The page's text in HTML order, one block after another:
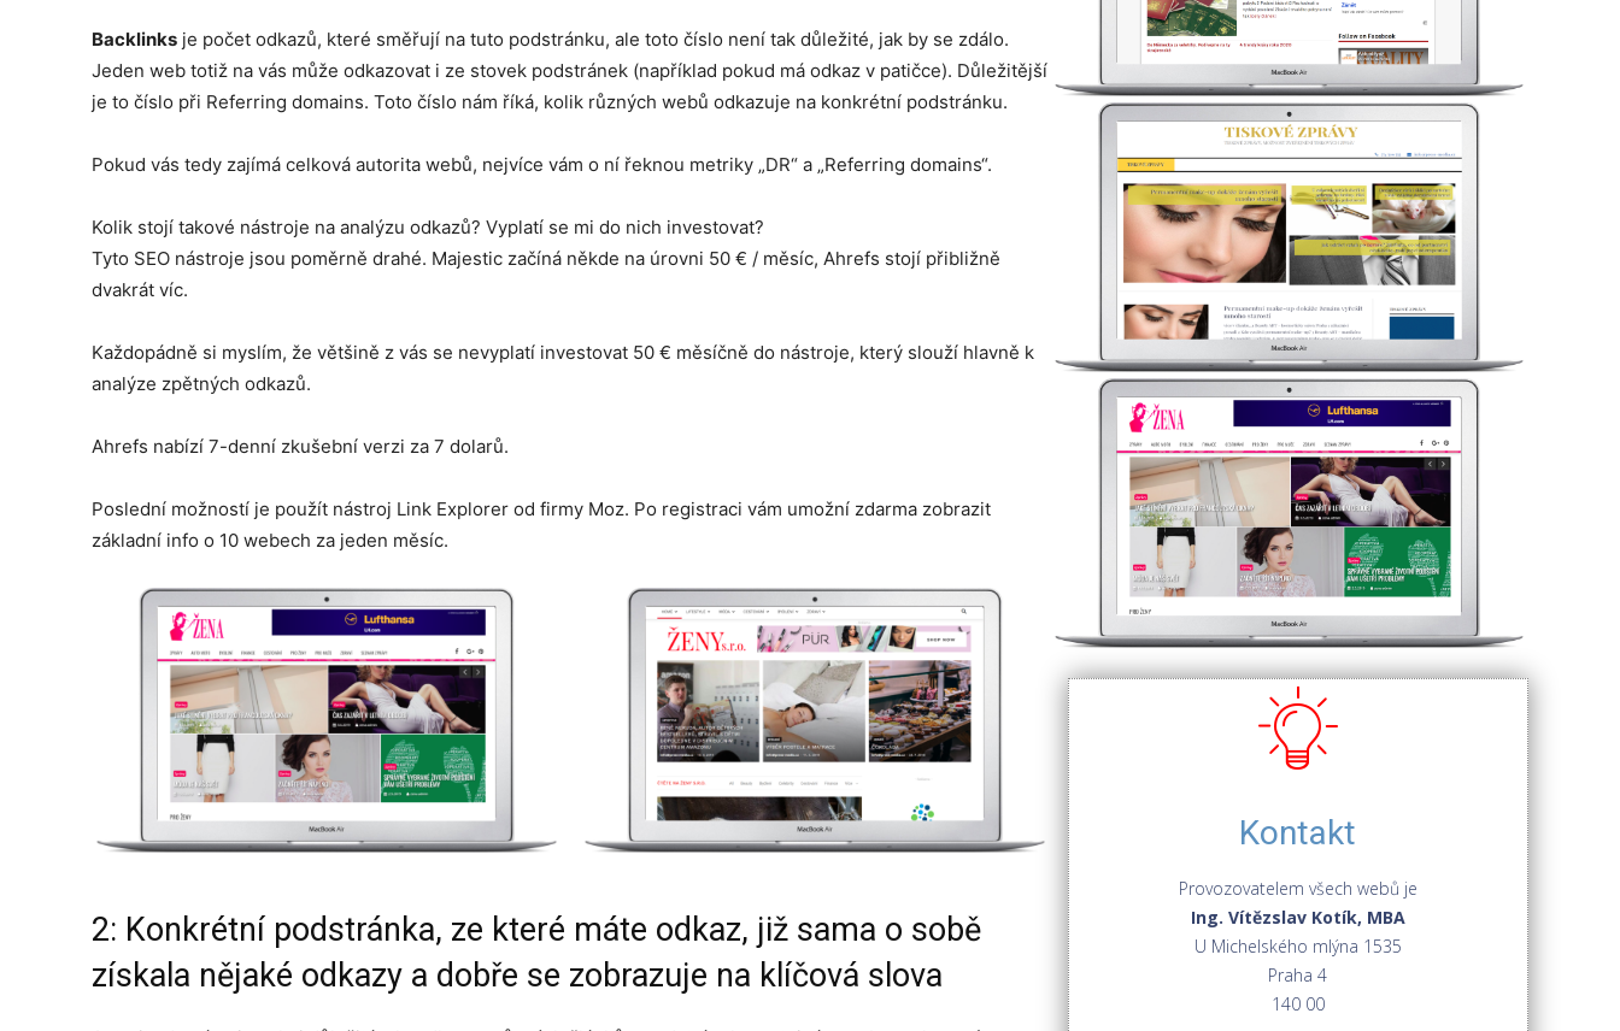
Backlinks je počet odkazů, které směřují na tuto podstránku, ale toto číslo není tak důležité, jak by se zdálo.
Jeden web totiž na vás může odkazovat i ze stovek podstránek (například pokud má odkaz v patičce). Důležitější
je to číslo při Referring domains. Toto číslo nám říká, kolik různých webů odkazuje na konkrétní podstránku.
Pokud vás tedy zajímá celková autorita webů, nejvíce vám o ní řeknou metriky „DR“ a „Referring domains“.
Kolik stojí takové nástroje na analýzu odkazů? Vyplatí se mi do nich investovat?
Tyto SEO nástroje jsou poměrně drahé. Majestic začíná někde na úrovni 50 € / měsíc, Ahrefs stojí přibližně
dvakrát víc.
Každopádně si myslím, že většině z vás se nevyplatí investovat 50 € měsíčně do nástroje, který slouží hlavně k
analýze zpětných odkazů.
Ahrefs nabízí 7-denní zkušební verzi za 7 dolarů.
Poslední možností je použít nástroj Link Explorer od firmy Moz. Po registraci vám umožní zdarma zobrazit
základní info o 10 webech za jeden měsíc.
2: Konkrétní podstránka, ze které máte odkaz, již sama o sobě
získala nějaké odkazy a dobře se zobrazuje na klíčová slova
Kontakt
Provozovatelem všech webů je
Ing. Vítězslav Kotík, MBA
U Michelského mlýna 1535
Praha 4
140 00